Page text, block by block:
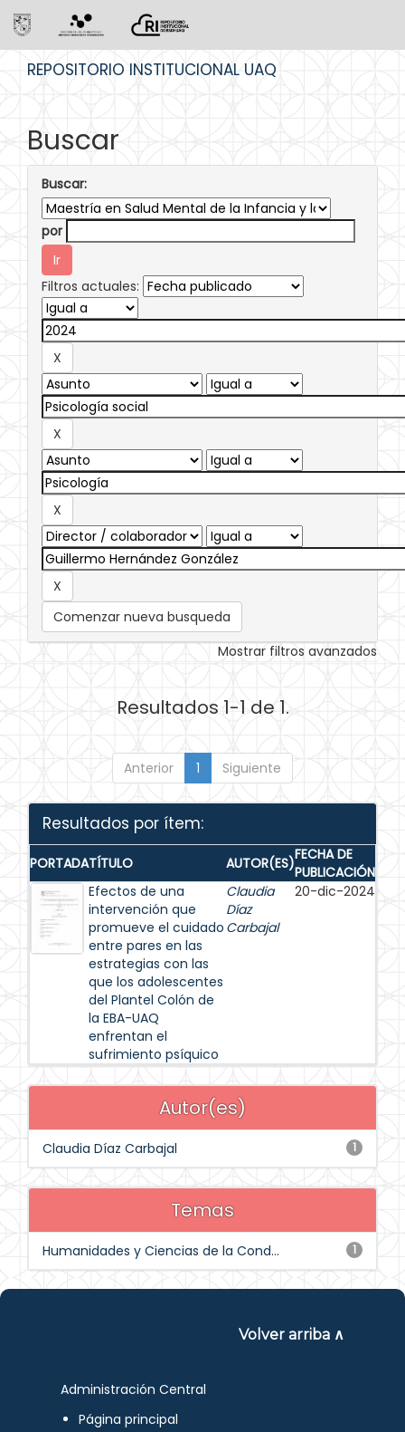
REPOSITORIO INSTITUCIONAL UAQ
Buscar
Buscar:
por
Filtros actuales:
Comenzar nueva busqueda
Mostrar filtros avanzados
Resultados 1-1 de 1.
Anterior 1 Siguiente
Resultados por ítem:
PORTADATÍTULO AUTOR(ES)FECHA DE
PUBLICACIÓN
Efectos de una
intervención que
promueve el cuidado
entre pares en las
estrategias con las
que los adolescentes
del Plantel Colón de
la EBA-UAQ
enfrentan el
sufrimiento psíquico
Claudia
Díaz
Carbajal
20-dic-2024
Autor(es)
1
Claudia Díaz Carbajal
Temas
1
Humanidades y Ciencias de la Cond...
Volver arriba ∧
Administración Central
Página principal